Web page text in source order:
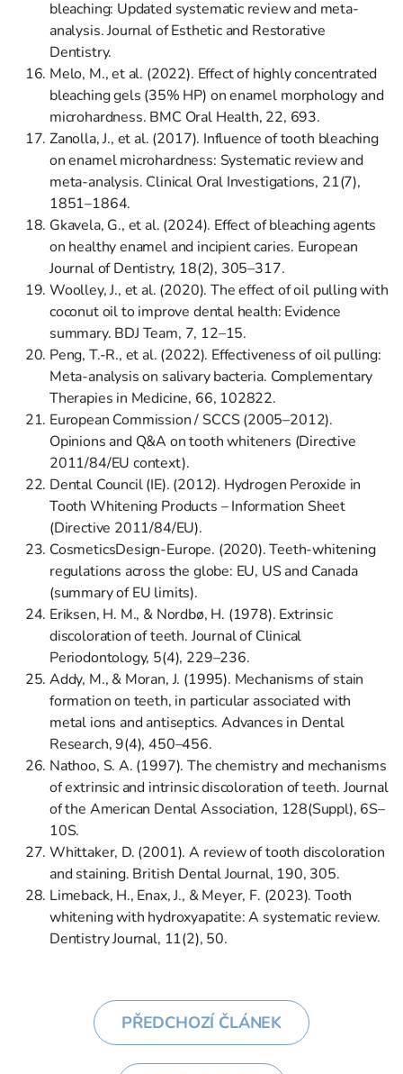
bleaching: Updated systematic review and meta-
analysis. Journal of Esthetic and Restorative
Dentistry.
Melo, M., et al. (2022). Effect of highly concentrated
bleaching gels (35% HP) on enamel morphology and
microhardness. BMC Oral Health, 22, 693.
Zanolla, J., et al. (2017). Influence of tooth bleaching
on enamel microhardness: Systematic review and
meta-analysis. Clinical Oral Investigations, 21(7),
1851–1864.
Gkavela, G., et al. (2024). Effect of bleaching agents
on healthy enamel and incipient caries. European
Journal of Dentistry, 18(2), 305–317.
Woolley, J., et al. (2020). The effect of oil pulling with
coconut oil to improve dental health: Evidence
summary. BDJ Team, 7, 12–15.
Peng, T.-R., et al. (2022). Effectiveness of oil pulling:
Meta-analysis on salivary bacteria. Complementary
Therapies in Medicine, 66, 102822.
European Commission / SCCS (2005–2012).
Opinions and Q&A on tooth whiteners (Directive
2011/84/EU context).
Dental Council (IE). (2012). Hydrogen Peroxide in
Tooth Whitening Products – Information Sheet
(Directive 2011/84/EU).
CosmeticsDesign-Europe. (2020). Teeth-whitening
regulations across the globe: EU, US and Canada
(summary of EU limits).
Eriksen, H. M., & Nordbø, H. (1978). Extrinsic
discoloration of teeth. Journal of Clinical
Periodontology, 5(4), 229–236.
Addy, M., & Moran, J. (1995). Mechanisms of stain
formation on teeth, in particular associated with
metal ions and antiseptics. Advances in Dental
Research, 9(4), 450–456.
Nathoo, S. A. (1997). The chemistry and mechanisms
of extrinsic and intrinsic discoloration of teeth. Journal
of the American Dental Association, 128(Suppl), 6S–
10S.
Whittaker, D. (2001). A review of tooth discoloration
and staining. British Dental Journal, 190, 305.
Limeback, H., Enax, J., & Meyer, F. (2023). Tooth
whitening with hydroxyapatite: A systematic review.
Dentistry Journal, 11(2), 50.
PŘEDCHOZÍ ČLÁNEK